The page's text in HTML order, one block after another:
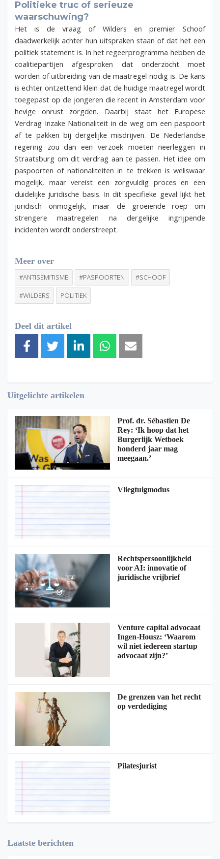
Politieke truc of serieuze
waarschuwing?
Het is de vraag of Wilders en premier Schoof
daadwerkelijk achter hun uitspraken staan of dat het een
politiek statement is. In het regeerprogramma hebben de
coalitiepartijen afgesproken dat onderzocht moet
worden of uitbreiding van de maatregel nodig is. De kans
is echter ontzettend klein dat de huidige maatregel wordt
toegepast op de jongeren die recent in Amsterdam voor
hevige onrust zorgden. Daarbij staat het Europese
Verdrag Inzake Nationaliteit in de weg om een paspoort
af te pakken bij dergelijke misdrijven. De Nederlandse
regering zou dan een verzoek moeten neerleggen in
Straatsburg om dit verdrag aan te passen. Het idee om
paspoorten of nationaliteiten in te trekken is weliswaar
mogelijk, maar vereist een zorgvuldig proces en een
duidelijke juridische basis. In dit specifieke geval lijkt het
juridisch onmogelijk, maar de groeiende roep om
strengere maatregelen na dergelijke ingrijpende
incidenten wordt onderstreept.
Meer over
#ANTISEMITISME #PASPOORTEN #SCHOOF
#WILDERS POLITIEK
Deel dit artikel
Uitgelichte artikelen
Prof. dr. Sébastien De
Rey: ‘Ik hoop dat het
Burgerlijk Wetboek
honderd jaar mag
meegaan.’
Vliegtuigmodus
Rechtspersoonlijkheid
voor AI: innovatie of
juridische vrijbrief
Venture capital advocaat
Ingen-Housz: ‘Waarom
wil niet iedereen startup
advocaat zijn?’
De grenzen van het recht
op verdediging
Pilatesjurist
Laatste berichten